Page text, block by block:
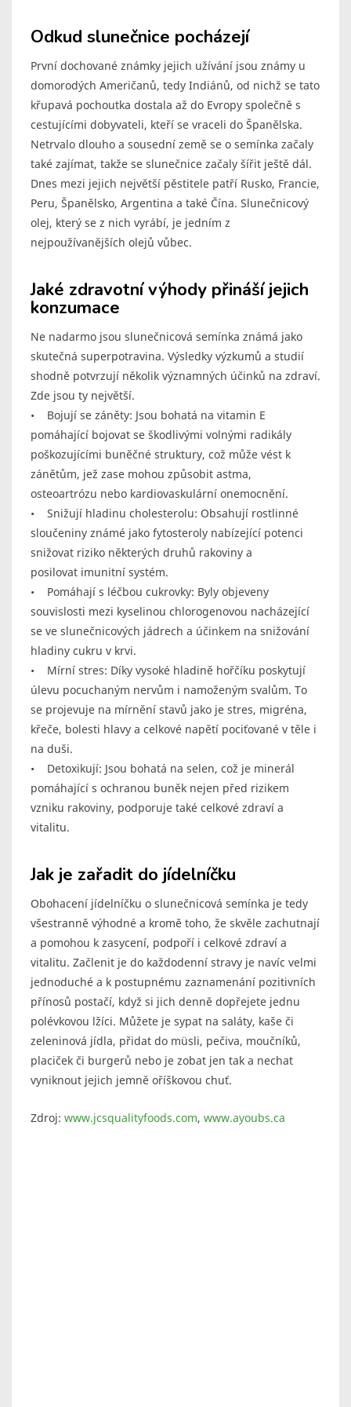
Odkud slunečnice pocházejí
První dochované známky jejich užívání jsou známy u
domorodých Američanů, tedy Indiánů, od nichž se tato
křupavá pochoutka dostala až do Evropy společně s
cestujícími dobyvateli, kteří se vraceli do Španělska.
Netrvalo dlouho a sousední země se o semínka začaly
také zajímat, takže se slunečnice začaly šířit ještě dál.
Dnes mezi jejich největší pěstitele patří Rusko, Francie,
Peru, Španělsko, Argentina a také Čína. Slunečnicový
olej, který se z nich vyrábí, je jedním z
nejpoužívanějších olejů vůbec.
Jaké zdravotní výhody přináší jejich
konzumace
Ne nadarmo jsou slunečnicová semínka známá jako
skutečná superpotravina. Výsledky výzkumů a studií
shodně potvrzují několik významných účinků na zdraví.
Zde jsou ty největší.
• Bojují se záněty: Jsou bohatá na vitamin E
pomáhající bojovat se škodlivými volnými radikály
poškozujícími buněčné struktury, což může vést k
zánětům, jež zase mohou způsobit astma,
osteoartrózu nebo kardiovaskulární onemocnění.
• Snižují hladinu cholesterolu: Obsahují rostlinné
sloučeniny známé jako fytosteroly nabízející potenci
snižovat riziko některých druhů rakoviny a
posilovat imunitní systém.
• Pomáhají s léčbou cukrovky: Byly objeveny
souvislosti mezi kyselinou chlorogenovou nacházející
se ve slunečnicových jádrech a účinkem na snižování
hladiny cukru v krvi.
• Mírní stres: Díky vysoké hladině hořčíku poskytují
úlevu pocuchaným nervům i namoženým svalům. To
se projevuje na mírnění stavů jako je stres, migréna,
křeče, bolesti hlavy a celkové napětí pociťované v těle i
na duši.
• Detoxikují: Jsou bohatá na selen, což je minerál
pomáhající s ochranou buněk nejen před rizikem
vzniku rakoviny, podporuje také celkové zdraví a
vitalitu.
Jak je zařadit do jídelníčku
Obohacení jídelníčku o slunečnicová semínka je tedy
všestranně výhodné a kromě toho, že skvěle zachutnají
a pomohou k zasycení, podpoří i celkové zdraví a
vitalitu. Začlenit je do každodenní stravy je navíc velmi
jednoduché a k postupnému zaznamenání pozitivních
přínosů postačí, když si jich denně dopřejete jednu
polévkovou lžíci. Můžete je sypat na saláty, kaše či
zeleninová jídla, přidat do müsli, pečiva, moučníků,
placiček či burgerů nebo je zobat jen tak a nechat
vyniknout jejich jemně oříškovou chuť.
Zdroj: www.jcsqualityfoods.com, www.ayoubs.ca